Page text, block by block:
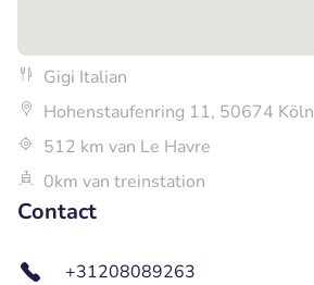
Gigi Italian
Hohenstaufenring 11, 50674 Köln
512 km van Le Havre
0km van treinstation
Contact
+31208089263